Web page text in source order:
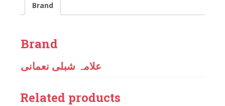
Brand
Brand
علامہ شبلی نعمانی
Related products